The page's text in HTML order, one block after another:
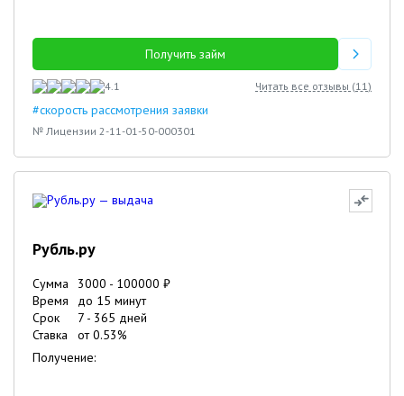
Получить займ
4.1 Читать все отзывы (11)
#скорость рассмотрения заявки
№ Лицензии 2-11-01-50-000301
Рубль.ру
Сумма 3000 - 100000 ₽
Время
до 15 минут
Срок
7 - 365 дней
Ставка
от0.53%
Получение: